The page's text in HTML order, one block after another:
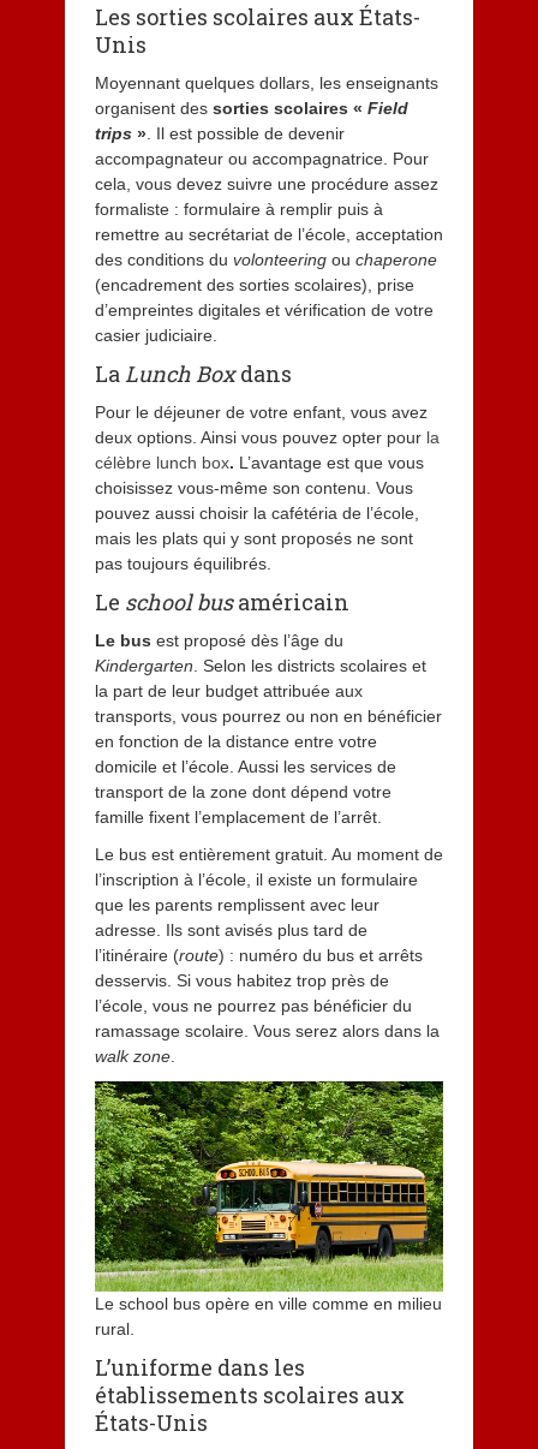
Les sorties scolaires aux États-
Unis
Moyennant quelques dollars, les enseignants
organisent des sorties scolaires « Field
trips». Il est possible de devenir
accompagnateur ou accompagnatrice. Pour
cela, vous devez suivre une procédure assez
formaliste : formulaire à remplir puis à
remettre au secrétariat de l’école, acceptation
des conditions du volonteeringou chaperone
(encadrement des sorties scolaires), prise
d’empreintes digitales et vérification de votre
casier judiciaire.
La Lunch Boxdans
Pour le déjeuner de votre enfant, vous avez
deux options. Ainsi vous pouvez opter pour la
célèbre lunch box. L’avantage est que vous
choisissez vous-même son contenu. Vous
pouvez aussi choisir la cafétéria de l’école,
mais les plats qui y sont proposés ne sont
pas toujours équilibrés.
Le school busaméricain
Le bus est proposé dès l’âge du
Kindergarten . Selon les districts scolaires et
la part de leur budget attribuée aux
transports, vous pourrez ou non en bénéficier
en fonction de la distance entre votre
domicile et l’école. Aussi les services de
transport de la zone dont dépend votre
famille fixent l’emplacement de l’arrêt.
Le bus est entièrement gratuit. Au moment de
l’inscription à l’école, il existe un formulaire
que les parents remplissent avec leur
adresse. Ils sont avisés plus tard de
l’itinéraire (route) : numéro du bus et arrêts
desservis. Si vous habitez trop près de
l’école, vous ne pourrez pas bénéficier du
ramassage scolaire. Vous serez alors dans la
walk zone.
Le school bus opère en ville comme en milieu
rural.
L’uniforme dans les
établissements scolaires aux
États-Unis